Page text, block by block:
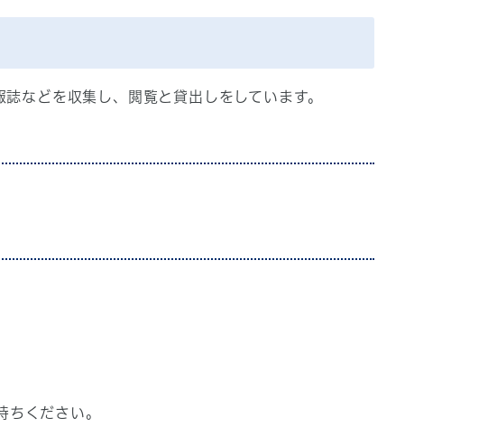
などを収集し、閲覧と貸出しをしています。
ください。